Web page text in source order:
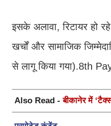
इसके अलावा, रिटायर हो
खर्चों और सामाजिक
से लागू किया गया).8th
Also Read -बीकानेर में